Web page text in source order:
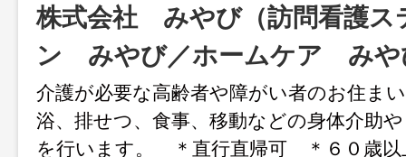
株式会社 みやび（訪問看護ス
ン みやび／ホームケア みや
介護が必要な高齢者や障がい者のお住ま
浴、排せつ、食事、移動などの身体介助
を行います。 ＊直行直帰可 ＊６０歳以